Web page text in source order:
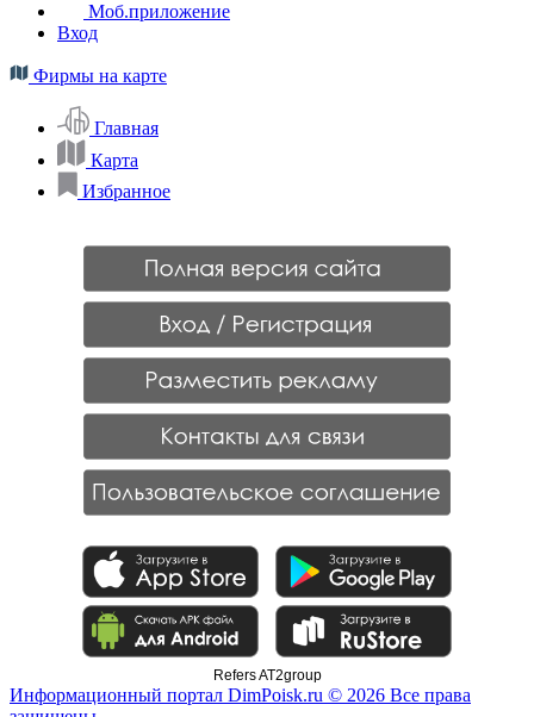
Моб.приложение
Вход
Фирмы на карте
Главная
Карта
Избранное
Refers AT2group
Информационный портал DimPoisk.ru © 2026 Все права